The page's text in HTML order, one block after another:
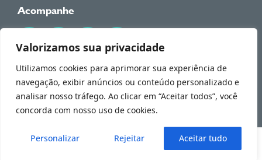
Valorizamos sua privacidade
Utilizamos cookies para aprimorar sua experiência de
navegação, exibir anúncios ou conteúdo personalizado e
analisar nosso tráfego. Ao clicar em “Aceitar todos”, você
concorda com nosso uso de cookies.
Personalizar Rejeitar Aceitar tudo
Acompanhe
© 2026 Dr. Alessandro Rossol. Todos os direitos reservados.
Política de Privacidade
Tire todas suas dúvidas conosco!